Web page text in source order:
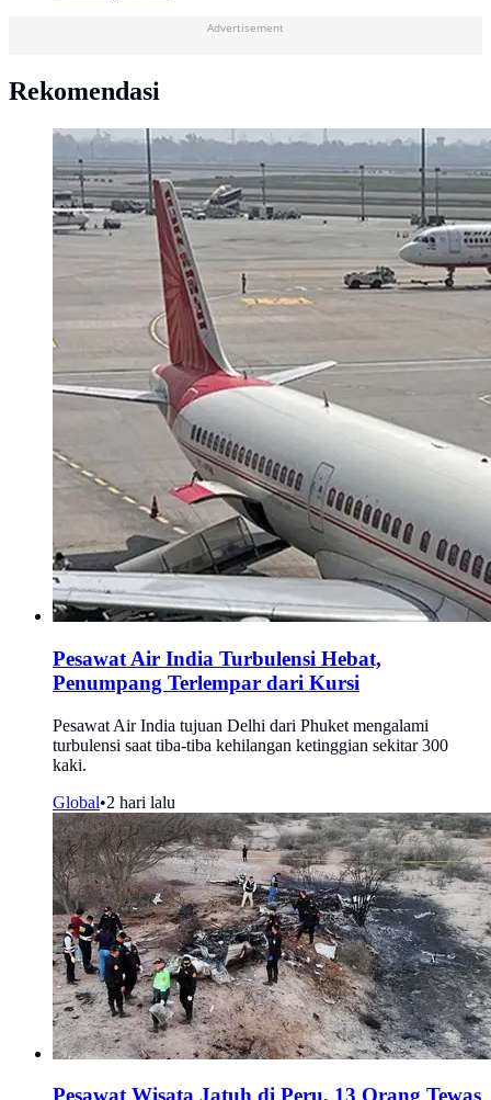
Advertisement
Rekomendasi
Pesawat Air India Turbulensi Hebat,
Penumpang Terlempar dari Kursi
Pesawat Air India tujuan Delhi dari Phuket mengalami
turbulensi saat tiba-tiba kehilangan ketinggian sekitar 300
kaki.
Global•2 hari lalu